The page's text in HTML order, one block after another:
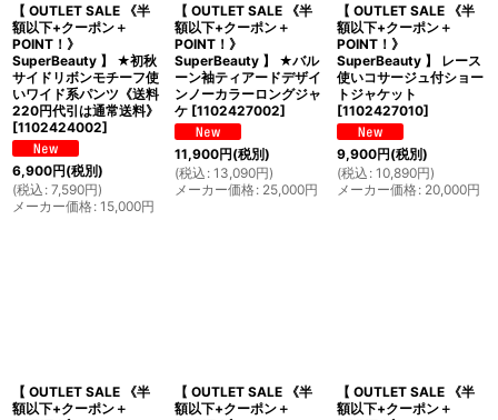
【 OUTLET SALE 《半
額以下+クーポン＋
POINT！》
SuperBeauty 】 ★初秋
サイドリボンモチーフ使
いワイド系パンツ《送料
220円代引は通常送料》
[1102424002]
6,900円(税別)
(税込 : 7,590円)
メーカー価格: 15,000円
【 OUTLET SALE 《半
額以下+クーポン＋
POINT！》
SuperBeauty 】 ★バル
ーン袖ティアードデザイ
ンノーカラーロングジャ
ケ [1102427002]
11,900円(税別)
(税込 : 13,090円)
メーカー価格: 25,000円
【 OUTLET SALE 《半
額以下+クーポン＋
POINT！》
SuperBeauty 】 レース
使いコサージュ付ショー
トジャケット
[1102427010]
9,900円(税別)
(税込 : 10,890円)
メーカー価格: 20,000円
【 OUTLET SALE 《半
額以下+クーポン＋
【 OUTLET SALE 《半
額以下+クーポン＋
【 OUTLET SALE 《半
額以下+クーポン＋